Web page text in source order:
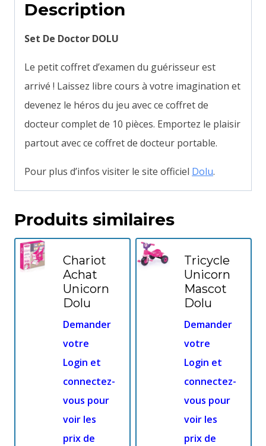
Description
Set De Doctor DOLU
Le petit coffret d’examen du guérisseur est
arrivé ! Laissez libre cours à votre imagination et
devenez le héros du jeu avec ce coffret de
docteur complet de 10 pièces. Emportez le plaisir
partout avec ce coffret de docteur portable.
Pour plus d’infos visiter le site officiel Dolu.
Produits similaires
Chariot
Achat
Unicorn
Dolu
Demander
votre
Login et
connectez-
vous pour
voir les
prix de
Tricycle
Unicorn
Mascot
Dolu
Demander
votre
Login et
connectez-
vous pour
voir les
prix de